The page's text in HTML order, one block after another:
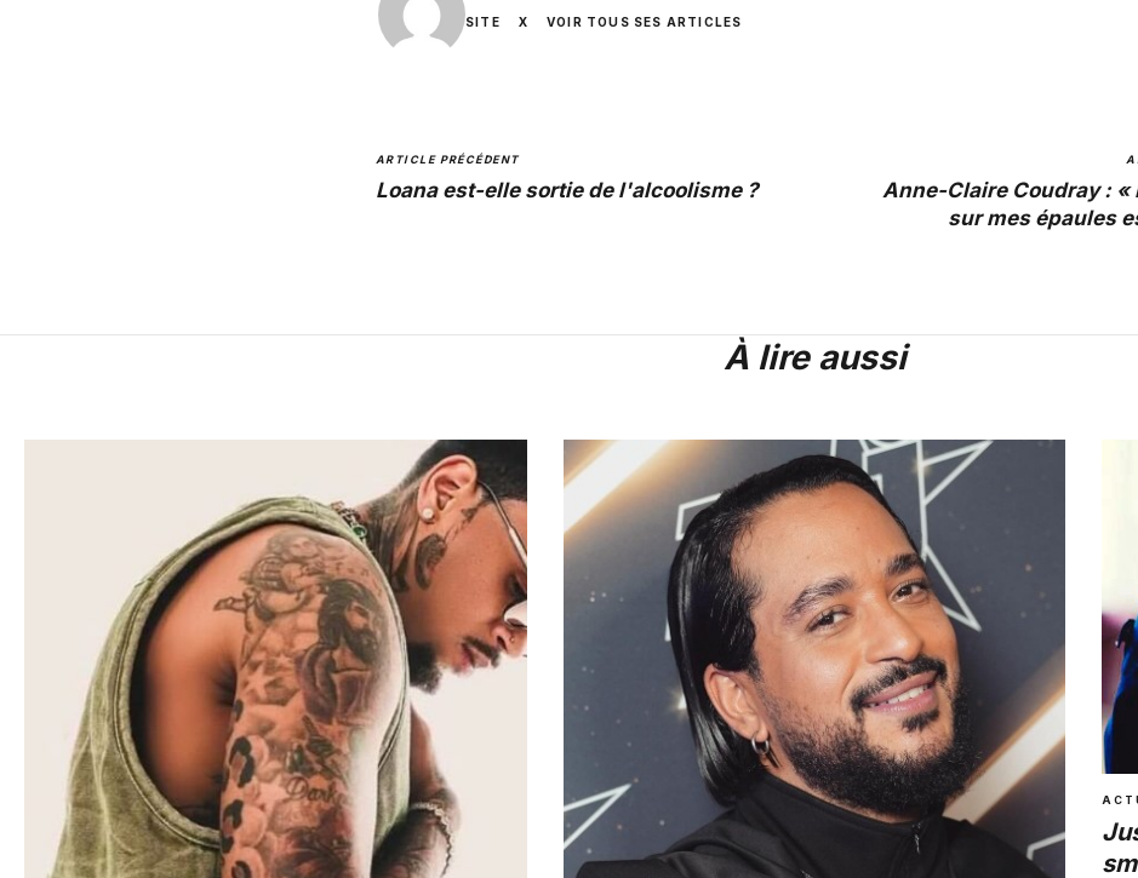
SITE X VOIR TOUS SES ARTICLES
ARTICLE PRÉCÉDENT
Loana est-elle sortie de l'alcoolisme ?
Anne-Claire Coudray : «
sur mes épaules
À lire aussi